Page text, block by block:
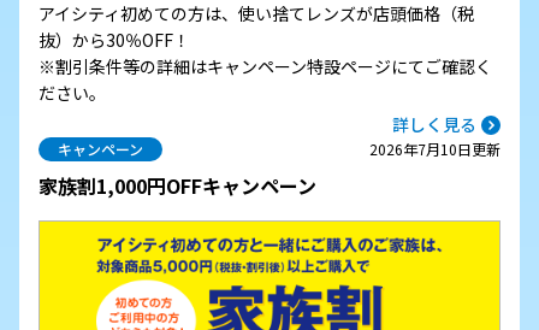
アイシティ初めての方は、使い捨てレンズが店頭価格（税
抜）から30％OFF！
※割引条件等の詳細はキャンペーン特設ページにてご確認く
ださい。
詳しく見る
キャンペーン 2026年7月10日更新
家族割1,000円OFFキャンペーン